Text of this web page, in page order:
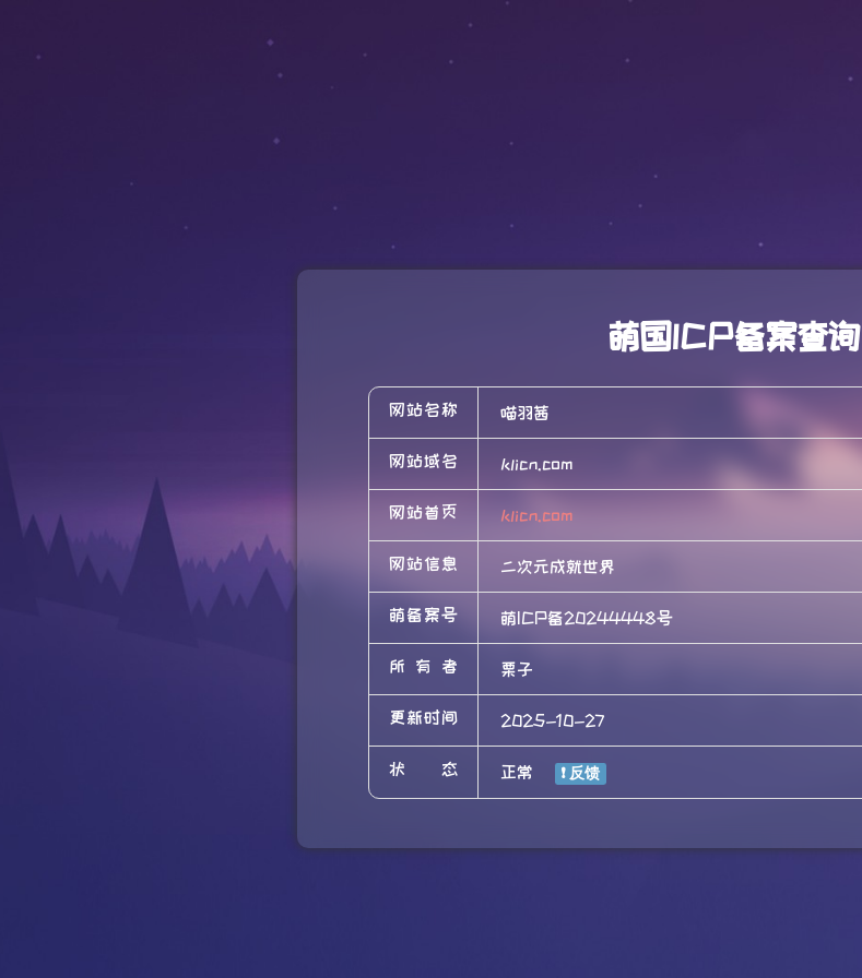
萌国ICP备案查询
网站名称 喵羽茜
网站域名 klicn.com
网站首页 klicn.com
网站信息 二次元成就世界
萌备案号 萌ICP备20244448号
所有者 栗子
更新时间 2025-10-27
状态 正常